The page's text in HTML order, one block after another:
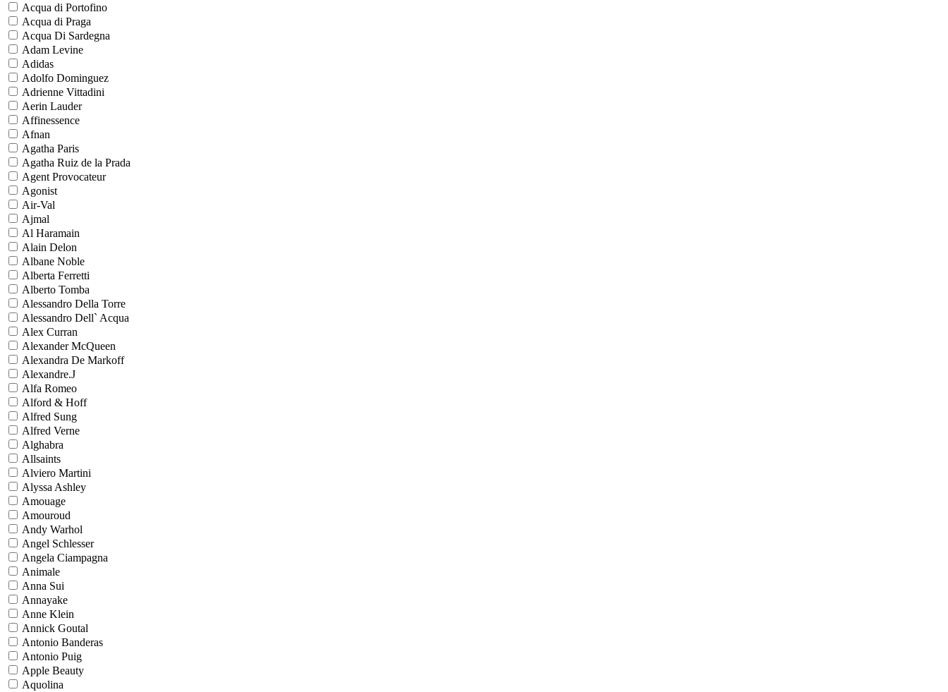
Acqua di Portofino
Acqua di Praga
Acqua Di Sardegna
Adam Levine
Adidas
Adolfo Dominguez
Adrienne Vittadini
Aerin Lauder
Affinessence
Afnan
Agatha Paris
Agatha Ruiz de la Prada
Agent Provocateur
Agonist
Air-Val
Ajmal
Al Haramain
Alain Delon
Albane Noble
Alberta Ferretti
Alberto Tomba
Alessandro Della Torre
Alessandro Dell` Acqua
Alex Curran
Alexander McQueen
Alexandra De Markoff
Alexandre.J
Alfa Romeo
Alford & Hoff
Alfred Sung
Alfred Verne
Alghabra
Allsaints
Alviero Martini
Alyssa Ashley
Amouage
Amouroud
Andy Warhol
Angel Schlesser
Angela Ciampagna
Animale
Anna Sui
Annayake
Anne Klein
Annick Goutal
Antonio Banderas
Antonio Puig
Apple Beauty
Aquolina